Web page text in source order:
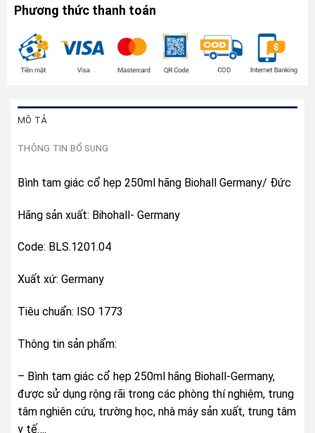
Phương thức thanh toán
MÔ TẢ
THÔNG TIN BỔ SUNG
Bình tam giác cổ hẹp 250ml hãng Biohall Germany/ Đức
Hãng sản xuất: Bihohall- Germany
Code: BLS.1201.04
Xuất xứ: Germany
Tiêu chuẩn: ISO 1773
Thông tin sản phẩm:
– Bình tam giác cổ hẹp 250ml hãng Biohall-Germany,
được sử dụng rộng rãi trong các phòng thí nghiệm, trung
tâm nghiên cứu, trường học, nhà máy sản xuất, trung tâm
y tế….